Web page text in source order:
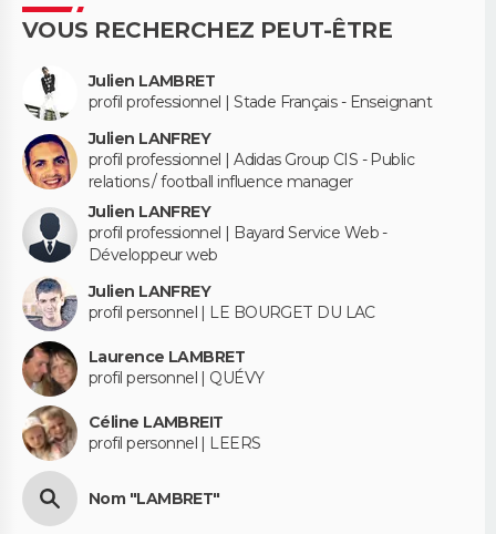
VOUS RECHERCHEZ PEUT-ÊTRE
Julien LAMBRET
profil professionnel | Stade Français - Enseignant
Julien LANFREY
profil professionnel | Adidas Group CIS - Public
relations / football influence manager
Julien LANFREY
profil professionnel | Bayard Service Web -
Développeur web
Julien LANFREY
profil personnel | LE BOURGET DU LAC
Laurence LAMBRET
profil personnel | QUÉVY
Céline LAMBREIT
profil personnel | LEERS
Nom "LAMBRET"